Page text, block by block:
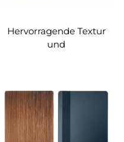
Hervorragende Textur
und